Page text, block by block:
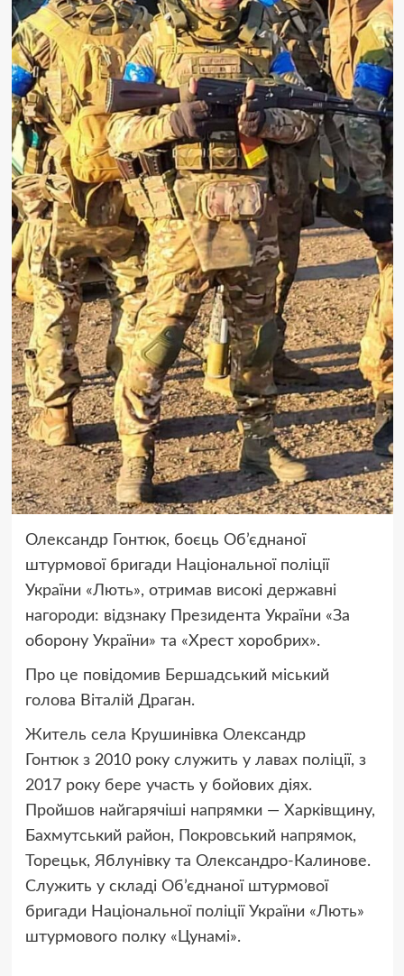
Олександр Гонтюк, боєць Об’єднаної
штурмової бригади Національної поліції
України «Лють», отримав високі державні
нагороди: відзнаку Президента України «За
оборону України» та «Хрест хоробрих».
Про це повідомив Бершадський міський
голова Віталій Драган.
Житель села Крушинівка Олександр
Гонтюк з 2010 року служить у лавах поліції, з
2017 року бере участь у бойових діях.
Пройшов найгарячіші напрямки — Харківщину,
Бахмутський район, Покровський напрямок,
Торецьк, Яблунівку та Олександро-Калинове.
Служить у складі Об’єднаної штурмової
бригади Національної поліції України «Лють»
штурмового полку «Цунамі».